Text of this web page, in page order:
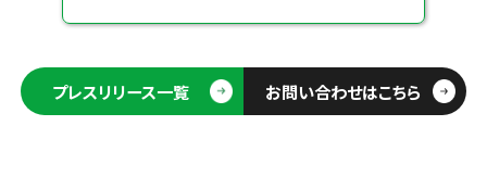
プレスリリース一覧 お問い合わせはこちら